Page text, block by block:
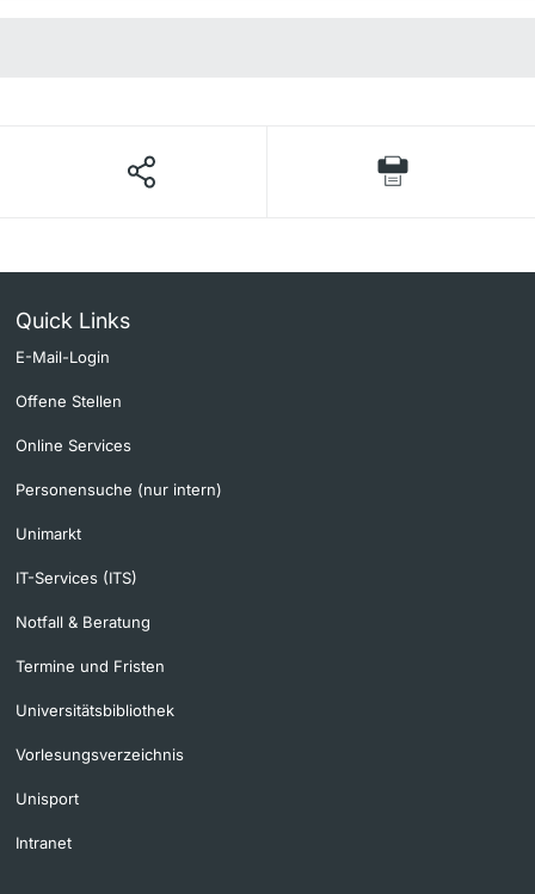
Quick Links
E-Mail-Login
Offene Stellen
Online Services
Personensuche (nur intern)
Unimarkt
IT-Services (ITS)
Notfall & Beratung
Termine und Fristen
Universitätsbibliothek
Vorlesungsverzeichnis
Unisport
Intranet